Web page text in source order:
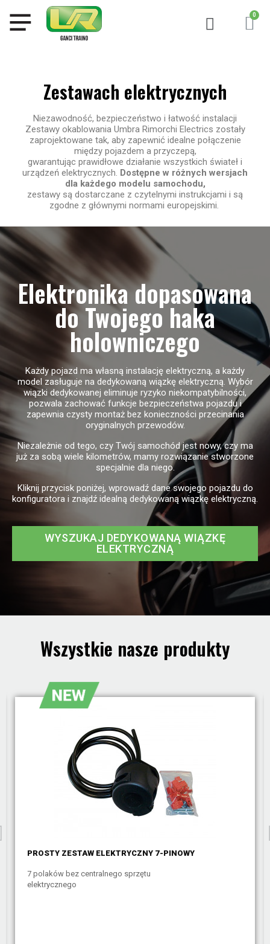
Zestawach elektrycznych
Niezawodność, bezpieczeństwo i łatwość instalacji
Zestawy okablowania Umbra Rimorchi Electrics zostały
zaprojektowane tak, aby zapewnić idealne połączenie
między pojazdem a przyczepą,
gwarantując prawidłowe działanie wszystkich świateł i
urządzeń elektrycznych. Dostępne w różnych wersjach
dla każdego modelu samochodu,
zestawy są dostarczane z czytelnymi instrukcjami i są
zgodne z głównymi normami europejskimi.
Elektronika dopasowana
do Twojego haka
holowniczego
Każdy pojazd ma własną instalację elektryczną, a każdy
model zasługuje na dedykowaną wiązkę elektryczną. Wybór
wiązki dedykowanej eliminuje ryzyko niekompatybilności,
pozwala zachować funkcje bezpieczeństwa pojazdu i
zapewnia czysty montaż bez konieczności przecinania
oryginalnych przewodów.
Niezależnie od tego, czy Twój samochód jest nowy, czy ma
już za sobą wiele kilometrów, mamy rozwiązanie stworzone
specjalnie dla niego.
Kliknij przycisk poniżej, wprowadź dane swojego pojazdu do
konfiguratora i znajdź idealną dedykowaną wiązkę elektryczną.
WYSZUKAJ DEDYKOWANĄ WIĄZKĘ
ELEKTRYCZNĄ
Wszystkie nasze produkty
PROSTY ZESTAW ELEKTRYCZNY 7-PINOWY
7 polaków bez centralnego sprzętu
elektrycznego